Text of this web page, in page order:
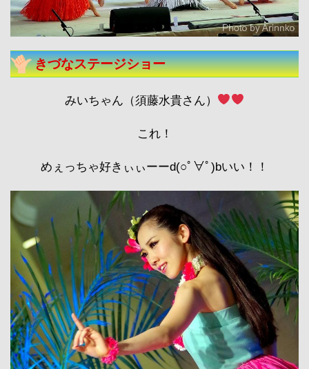
きづなステージショー
みいちゃん（須藤水貴さん）
これ！
めぇっちゃ好きぃぃーーd(○ﾟ∀ﾟ)bいい！！